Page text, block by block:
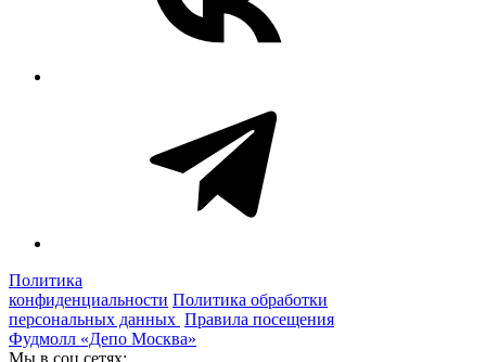
Политика
конфиденциальности Политика обработки
персональных данных Правила посещения
Фудмолл «Депо Москва»
Мы в соц.сетях: